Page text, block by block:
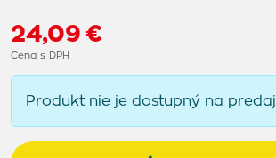
24,09 €
Cena s DPH
Produkt nie je dostupný na predaj